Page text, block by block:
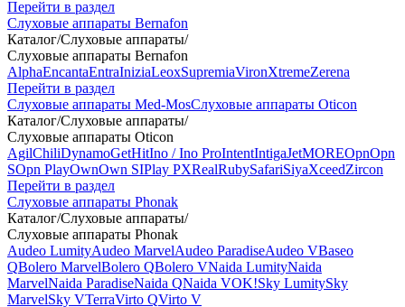
Перейти в раздел
Слуховые аппараты Bernafon
Каталог/Слуховые аппараты/
Слуховые аппараты Bernafon
AlphaEncantaEntraIniziaLeoxSupremiaVironXtremeZerena
Перейти в раздел
Слуховые аппараты Med-MosСлуховые аппараты Oticon
Каталог/Слуховые аппараты/
Слуховые аппараты Oticon
AgilChiliDynamoGetHitIno / Ino ProIntentIntigaJetMOREOpnOpn
SOpn PlayOwnOwn SIPlay PXRealRubySafariSiyaXceedZircon
Перейти в раздел
Слуховые аппараты Phonak
Каталог/Слуховые аппараты/
Слуховые аппараты Phonak
Audeo LumityAudeo MarvelAudeo ParadiseAudeo VBaseo
QBolero MarvelBolero QBolero VNaida LumityNaida
MarvelNaida ParadiseNaida QNaida VOK!Sky LumitySky
MarvelSky VTerraVirto QVirto V